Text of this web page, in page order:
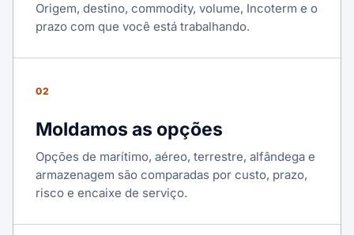
Origem, destino, commodity, volume, Incoterm e o
prazo com que você está trabalhando.
02
Moldamos as opções
Opções de marítimo, aéreo, terrestre, alfândega e
armazenagem são comparadas por custo, prazo,
risco e encaixe de serviço.